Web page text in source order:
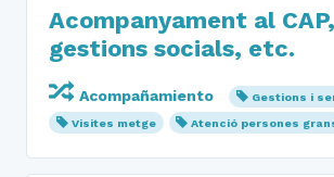
Acompanyament al CAP,
gestions socials, etc.
Acompañamiento
Gestions i
Visites metge
Atenció persones